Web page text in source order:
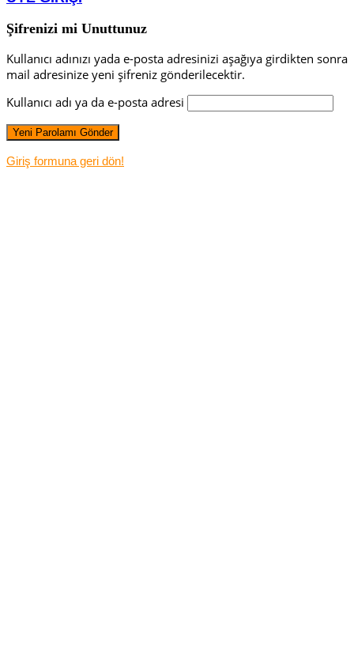
Şifrenizi mi Unuttunuz
Kullanıcı adınızı yada e-posta adresinizi aşağıya girdikten sonra
mail adresinize yeni şifreniz gönderilecektir.
Kullanıcı adı ya da e-posta adresi
Giriş formuna geri dön!